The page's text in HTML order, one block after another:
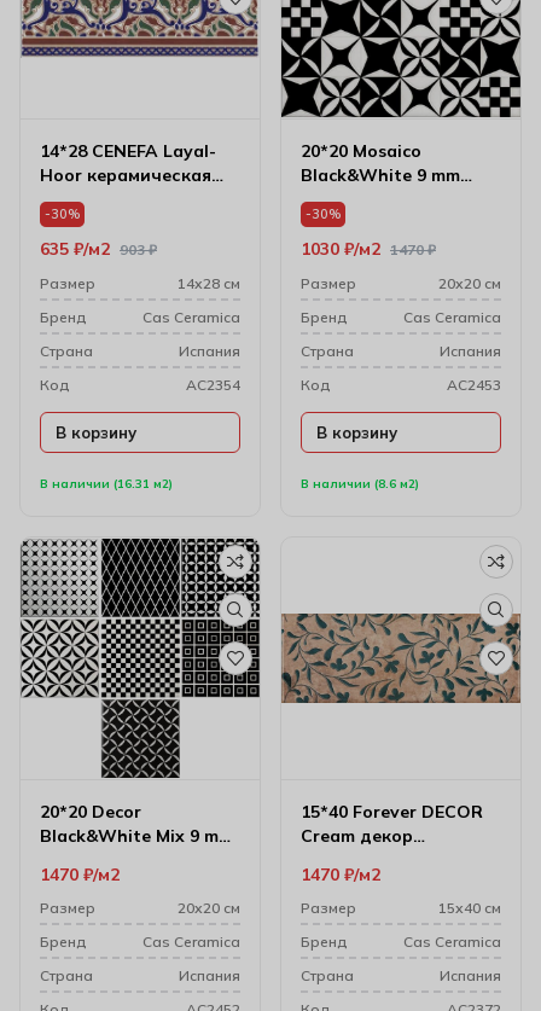
14*28 CENEFA Layal-
Hoor керамическая
плитка
В наличии (16.31 м2)
-30%
903₽
635 ₽ м2
Размер
14х28 см
Бренд
Cas Ceramica
Cтрана
Испания
Код
AC2354
В корзину
20*20 Mosaico
Black&White 9 mm
декоративная
керамическая плитка
В наличии (8.6 м2)
-30%
1470₽
1030 ₽ м2
Размер
20х20 см
Бренд
Cas Ceramica
Cтрана
Испания
Код
AC2453
В корзину
20*20 Decor
Black&White Mix 9 mm
керамическая плитка
1470 ₽ м2
Размер
20х20 см
Бренд
Cas Ceramica
Cтрана
Испания
15*40 Forever DECOR
Cream декор
1470 ₽ м2
Размер
15х40 см
Бренд
Cas Ceramica
Cтрана
Испания